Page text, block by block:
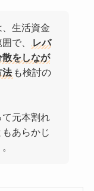
生活資金
で、
レバ
散をしなが
法 も検討の
元本割れ
あらかじ